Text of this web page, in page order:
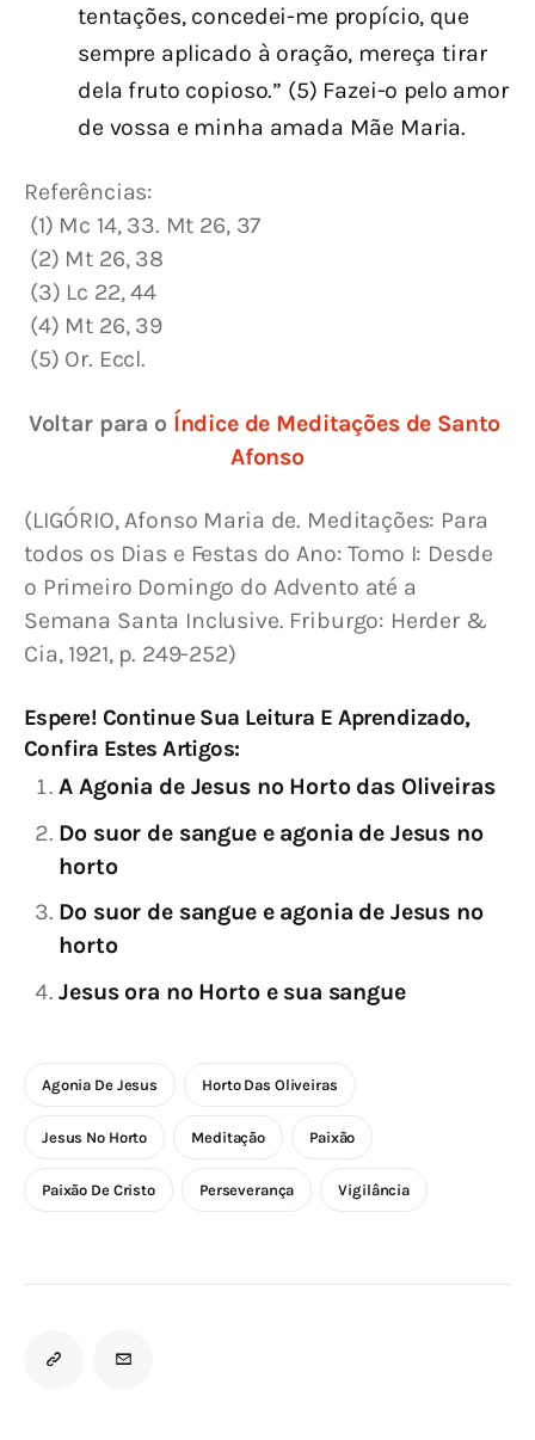
tentações, concedei-me propício, que
sempre aplicado à oração, mereça tirar
dela fruto copioso.” (5) Fazei-o pelo amor
de vossa e minha amada Mãe Maria.
Referências:
(1) Mc 14, 33. Mt 26, 37
(2) Mt 26, 38
(3) Lc 22, 44
(4) Mt 26, 39
(5) Or. Eccl.
Voltar para o Índice de Meditações de Santo
Afonso
(LIGÓRIO, Afonso Maria de. Meditações: Para
todos os Dias e Festas do Ano: Tomo I: Desde
o Primeiro Domingo do Advento até a
Semana Santa Inclusive. Friburgo: Herder &
Cia, 1921, p. 249-252)
Espere! Continue Sua Leitura E Aprendizado,
Confira Estes Artigos:
A Agonia de Jesus no Horto das Oliveiras
Do suor de sangue e agonia de Jesus no
horto
Do suor de sangue e agonia de Jesus no
horto
Jesus ora no Horto e sua sangue
Agonia De Jesus Horto Das Oliveiras
Jesus No Horto Meditação Paixão
Paixão De Cristo Perseverança Vigilância